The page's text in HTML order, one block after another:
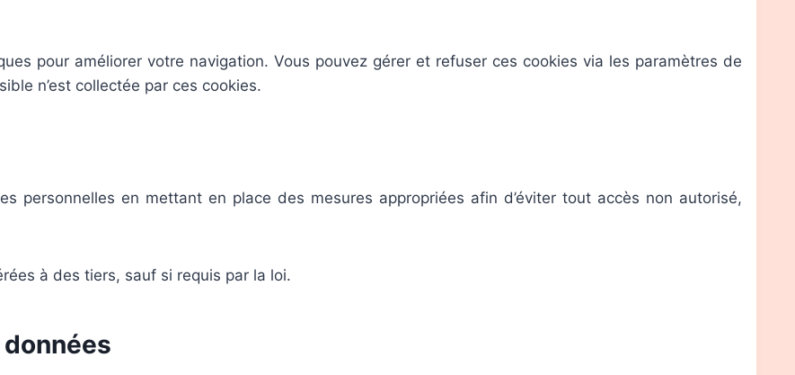
pour améliorer votre navigation. Vous pouvez gérer et refuser ces cookies via les paramètres de
n’est collectée par ces cookies.
personnelles en mettant en place des mesures appropriées afin d’éviter tout accès non autorisé,
à des tiers, sauf si requis par la loi.